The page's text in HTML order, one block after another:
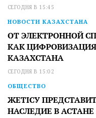
СЕГОДНЯ В 15:45
НОВОСТИ КАЗАХСТАНА
ОТ ЭЛЕКТРОННОЙ
КАК
КАЗАХСТАНА
СЕГОДНЯ В 15:02
ОБЩЕСТВО
ЖЕТІСУ
НАСЛЕДИЕ В АСТАНЕ